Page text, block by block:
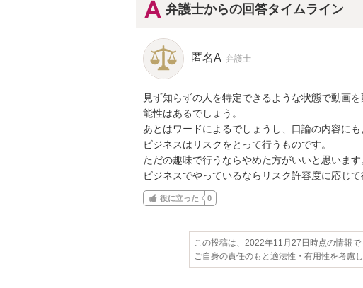
弁護士からの回答タイムライン
匿名A 弁護士
見ず知らずの人を特定できるような状態で動画
能性はあるでしょう。
あとはワードによるでしょうし、口論の内容にも
ビジネスはリスクをとって行うものです。
ただの趣味で行うならやめた方がいいと思います
ビジネスでやっているならリスク許容度に応じて
役に立った 0
この投稿は、2022年11月27日時点の情報で
ご自身の責任のもと適法性・有用性を考慮